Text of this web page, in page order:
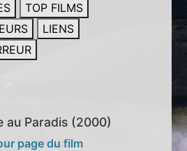
TOP FILMS
LIENS
au Paradis (2000)
page du film